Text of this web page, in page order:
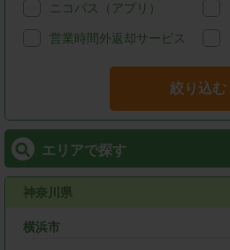
ニコパス（アプリ）
営業時間外返却サービス
絞り込む
エリアで探す
神奈川県
横浜市